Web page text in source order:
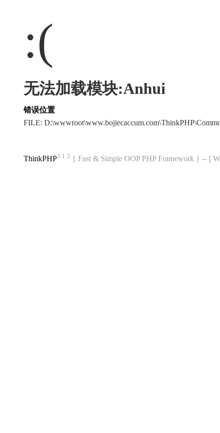
:(
无法加载模块:Anhui
错误位置
FILE:
ThinkPHP3.1.3 { Fast & Simple OOP PHP Framework } -- [